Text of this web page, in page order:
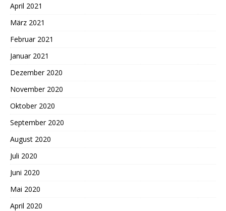
April 2021
März 2021
Februar 2021
Januar 2021
Dezember 2020
November 2020
Oktober 2020
September 2020
August 2020
Juli 2020
Juni 2020
Mai 2020
April 2020